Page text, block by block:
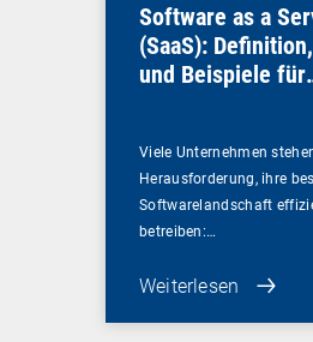
Software as a
(SaaS):
und Beispiele für
Viele Unternehmen
Herausforderung, ihre
Softwarelandschaft
betreiben:…
Weiterlesen